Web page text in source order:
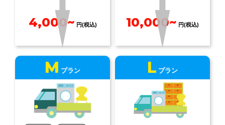
4,000~ 円(税込) 10,000~ 円(税込)
M プラン L プラン